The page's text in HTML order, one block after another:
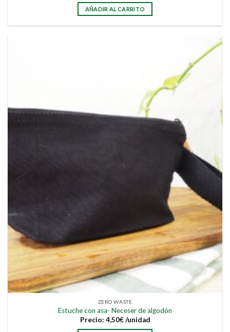
AÑADIR AL CARRITO
ZERO WASTE
Estuche con asa- Neceser de algodón
Precio: 4,50€ /unidad